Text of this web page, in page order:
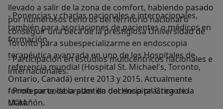
llevado a salir de la zona de comfort, habiendo pasado
por numerosos centros del territorio nacional o
conseguir una beca de la prestigiosa Universidad de
Toronto para subespecializarme en endoscopia
terapéutica avanzada en uno de los Hospitales de
referencia mundial (Hospital St. Michael's, Toronto,
Ontario, Canadá) entre 2013 y 2015. Actualmente
formo parte de la plantilla del Hospital Gregorio
Marañón.
- Ponencias y charlas nacionales e internacionales,
también para asociaciones de pacientes o médicos en
formación.
- Participación en estudios multicéntricos nacionales e
internacionales.
- Profesor colaborador en docencia práctica de la
UCM.